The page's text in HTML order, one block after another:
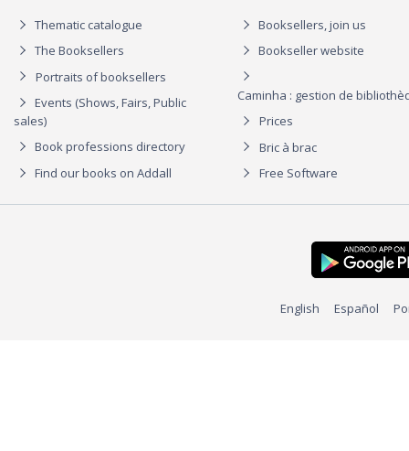
Thematic catalogue
The Booksellers
Portraits of booksellers
Events (Shows, Fairs, Public
sales)
Book professions directory
Find our books on Addall
Booksellers, join us
Bookseller website
Caminha : gestion de
Prices
Bric à brac
Free Software
English Español